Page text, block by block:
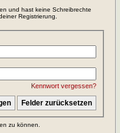
und hast keine Schreibrechte
Registrierung.
Kennwort vergessen?
zu können.